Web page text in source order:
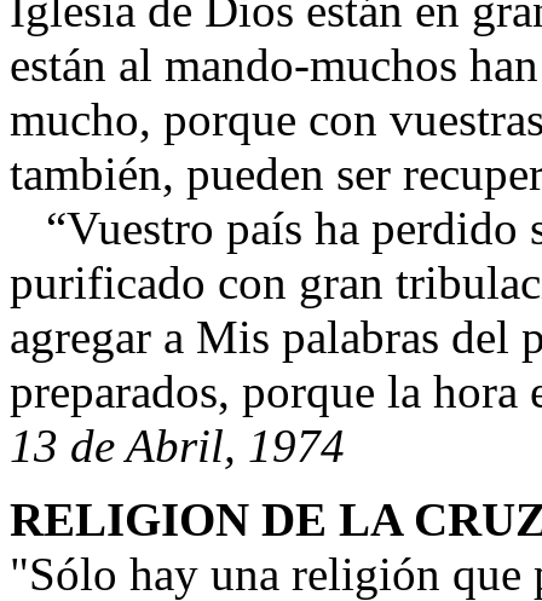
están al mando-muchos
mucho, porque con
también, pueden ser
“Vuestro país ha perdido
purificado con gran
agregar a Mis palabras del
preparados, porque la hora
13 de Abril, 1974
RELIGION DE LA
"Sólo hay una religión que